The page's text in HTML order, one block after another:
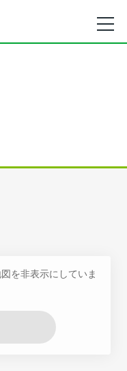
を非表示にしていま